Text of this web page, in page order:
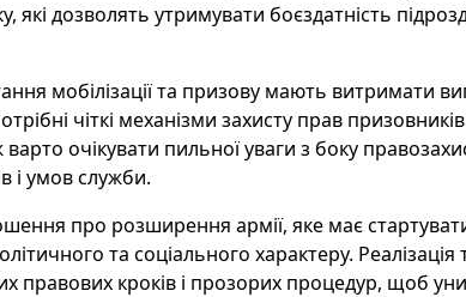
які дозволять утримувати боєздатність
мобілізації та призову мають витримати
чіткі механізми захисту прав призовників
очікувати пильної уваги з боку
і умов служби.
про розширення армії, яке має
та соціального характеру. Реалізація
правових кроків і прозорих процедур, щоб